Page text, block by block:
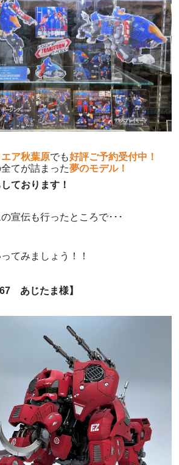
ア秋葉原でも好評ご予約受付中！
てが詰まった夢のモデル！
ております！
宣伝も行ったところで･･･
てみましょう！！
あじたま様】